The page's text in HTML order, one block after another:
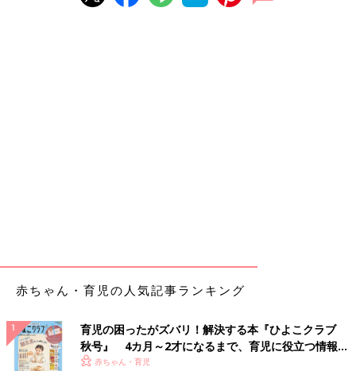
赤ちゃん・育児の人気記事ランキング
育児の困ったがズバリ！解決する本『ひよこクラブ
秋号』 4カ月～2才になるまで、育児に役立つ情報が
いっぱい！
赤ちゃん・育児